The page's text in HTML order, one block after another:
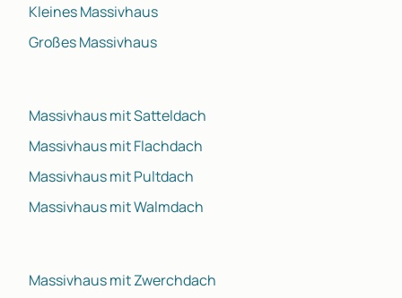
Kleines Massivhaus
Großes Massivhaus
Massivhaus mit Satteldach
Massivhaus mit Flachdach
Massivhaus mit Pultdach
Massivhaus mit Walmdach
Massivhaus mit Zwerchdach